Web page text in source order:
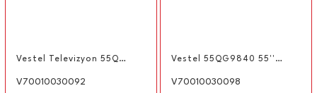
Vestel Televizyon 55Q9550T 55'' 140 Ekran 4K QLED Android TV
V70010030092
Vestel 55QG9840 55'' 139 Ekran 4K Smart QLED Google TV
V70010030098